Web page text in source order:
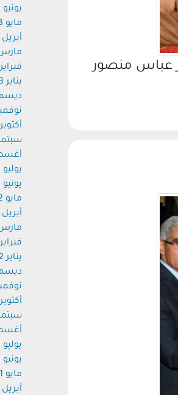
عباس منصور
يونيو 2023
مايو 2023
أبريل 2023
مارس 2023
فبراير 2023
يناير 2023
ديسمبر
نوفمبر 2022
أكتوبر 2022
سبتمبر 2022
أغسطس
يوليو 2022
يونيو 2022
مايو 2022
أبريل 2022
مارس 2022
فبراير 2022
يناير 2022
ديسمبر
نوفمبر 2021
أكتوبر 2021
سبتمبر 2021
أغسطس
يوليو 2021
يونيو 2021
مايو 2021
أبريل 2021